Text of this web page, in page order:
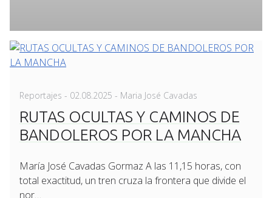
Reportajes - Posted
02.08.2025 - Maria José Cavadas
RUTAS OCULTAS Y CAMINOS DE
BANDOLEROS POR LA MANCHA
María José Cavadas Gormaz A las 11,15 horas, con
total exactitud, un tren cruza la frontera que divide el
nor…